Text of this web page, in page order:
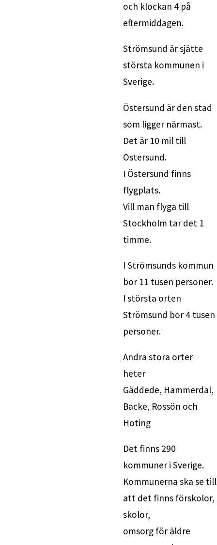
och klockan 4 på
eftermiddagen.
Strömsund är sjätte
största kommunen i
Sverige.
Östersund är den stad
som ligger närmast.
Det är 10 mil till
Östersund.
I Östersund finns
flygplats.
Vill man flyga till
Stockholm tar det 1
timme.
I Strömsunds kommun
bor 11 tusen personer.
I största orten
Strömsund bor 4 tusen
personer.
Andra stora orter
heter
Gäddede, Hammerdal,
Backe, Rossön och
Hoting
Det finns 290
kommuner i Sverige.
att det finns förskolor,
skolor,
omsorg för äldre